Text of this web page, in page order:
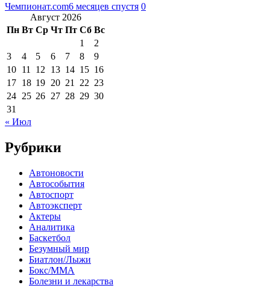
Чемпионат.com6 месяцев спустя 0
Август 2026
Пн Вт Ср Чт Пт Сб Вс
1
2
3
4 5 6 7 8
9
10 11 12 13 14 15 16
17 18 19 20 21 22 23
24 25 26 27 28 29 30
31
« Июл
Рубрики
Автоновости
Автособытия
Автоспорт
Автоэксперт
Актеры
Аналитика
Баскетбол
Безумный мир
Биатлон/Лыжи
Бокс/MMA
Болезни и лекарства